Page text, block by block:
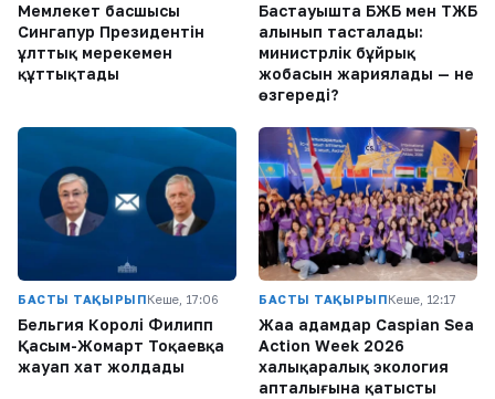
Мемлекет басшысы
Сингапур Президентін
ұлттық мерекемен
құттықтады
Бастауышта БЖБ мен ТЖБ
алынып тасталады:
министрлік бұйрық
жобасын жариялады — не
өзгереді?
БАСТЫ ТАҚЫРЫПКеше, 17:06
Бельгия Королі Филипп
Қасым-Жомарт Тоқаевқа
жауап хат жолдады
БАСТЫ ТАҚЫРЫПКеше, 12:17
Жаңа адамдар Caspian Sea
Action Week 2026
халықаралық экология
апталығына қатысты